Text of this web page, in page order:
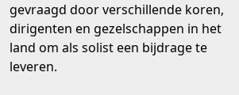
gevraagd door verschillende koren,
dirigenten en gezelschappen in het
land om als solist een bijdrage te
leveren.